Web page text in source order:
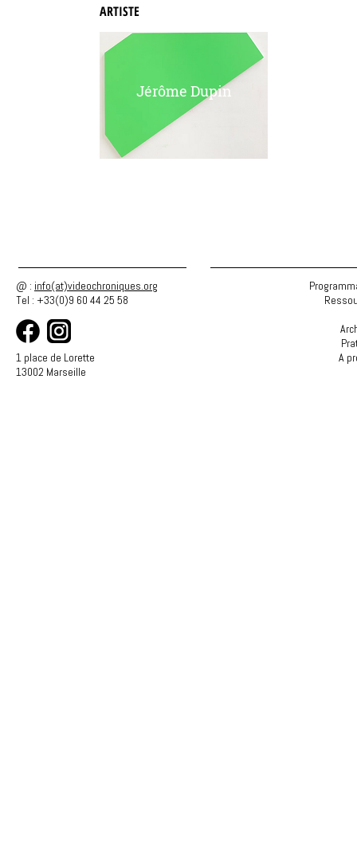
ARTISTE
Jérôme Dupin
@ : info(at)videochroniques.org
Tel : +33(0)9 60 44 25 58
1 place de Lorette
13002 Marseille
A